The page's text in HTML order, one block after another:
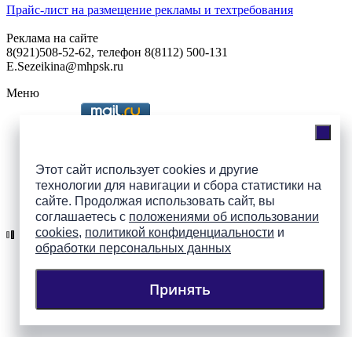
Этот сайт использует cookies и другие
технологии для навигации и сбора статистики на
сайте. Продолжая использовать сайт, вы
соглашаетесь с положениями об использовании
cookies, политикой конфиденциальности и
обработки персональных данных
Принять
Прайс-лист на размещение рекламы и техтребования
Реклама на сайте
8(921)508-52-62, телефон 8(8112) 500-131
E.Sezeikina@mhpsk.ru
Меню
Подпишись на группы
ПАИ в соцсетях!